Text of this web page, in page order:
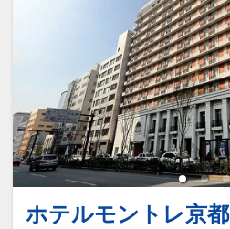
ホテルモントレ京都